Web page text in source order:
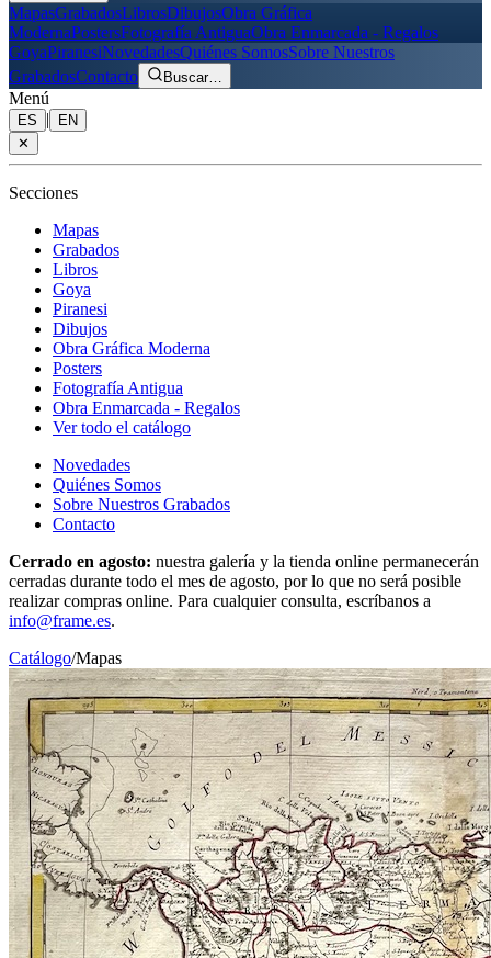
MapasGrabadosLibrosDibujosObra Gráfica
ModernaPostersFotografía AntiguaObra Enmarcada - Regalos
GoyaPiranesiNovedadesQuiénes SomosSobre Nuestros
GrabadosContacto Buscar…
Menú
ES |
EN
✕
Secciones
Mapas
Grabados
Libros
Goya
Piranesi
Dibujos
Obra Gráfica Moderna
Posters
Fotografía Antigua
Obra Enmarcada - Regalos
Ver todo el catálogo
Novedades
Quiénes Somos
Sobre Nuestros Grabados
Contacto
Cerrado en agosto: nuestra galería y la tienda online permanecerán
cerradas durante todo el mes de agosto, por lo que no será posible
realizar compras online. Para cualquier consulta, escríbanos a
info@frame.es.
Catálogo/Mapas